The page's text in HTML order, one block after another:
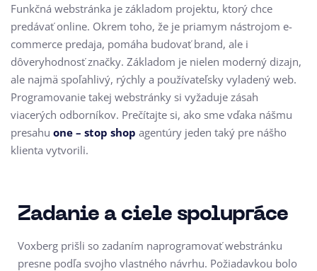
Funkčná webstránka je základom projektu, ktorý chce
predávať online. Okrem toho, že je priamym nástrojom e-
commerce predaja, pomáha budovať brand, ale i
dôveryhodnosť značky. Základom je nielen moderný dizajn,
ale najmä spoľahlivý, rýchly a používateľsky vyladený web.
Programovanie takej webstránky si vyžaduje zásah
viacerých odborníkov. Prečítajte si, ako sme vďaka nášmu
presahu one – stop shop agentúry jeden taký pre nášho
klienta vytvorili.
Zadanie a ciele spolupráce
Voxberg prišli so zadaním naprogramovať webstránku
presne podľa svojho vlastného návrhu. Požiadavkou bolo